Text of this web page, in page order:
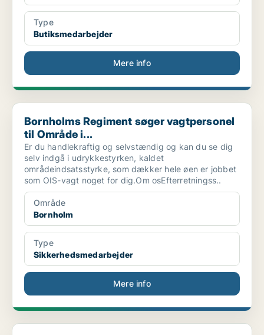
Type
Butiksmedarbejder
Mere info
Bornholms Regiment søger vagtpersonel til Område i...
Bornholms Regiment søger vagtpersonel
til Område i...
Er du handlekraftig og selvstændig og kan du se dig
selv indgå i udrykkestyrken, kaldet
områdeindsatsstyrke, som dækker hele øen er jobbet
som OIS-vagt noget for dig.Om osEfterretningss..
Område
Bornholm
Type
Sikkerhedsmedarbejder
Mere info
Bliv elev hos Circle K og tag uddannelsen...